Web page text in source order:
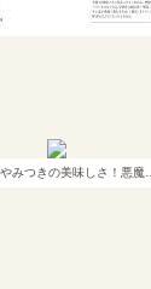
みつきの美味しさ！悪魔…